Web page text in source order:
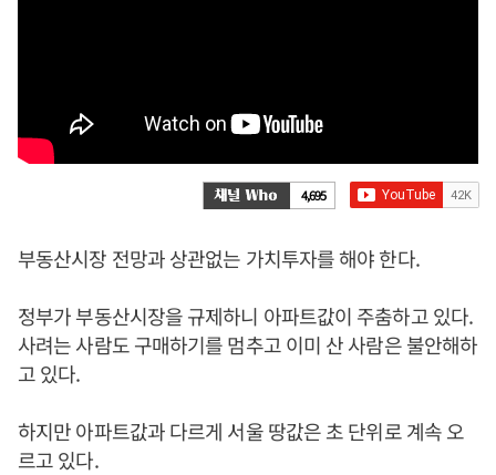
4,695
부동산시장 전망과 상관없는 가치투자를 해야 한다.
정부가 부동산시장을 규제하니 아파트값이 주춤하고 있다.
사려는 사람도 구매하기를 멈추고 이미 산 사람은 불안해하
고 있다.
하지만 아파트값과 다르게 서울 땅값은 초 단위로 계속 오
르고 있다.